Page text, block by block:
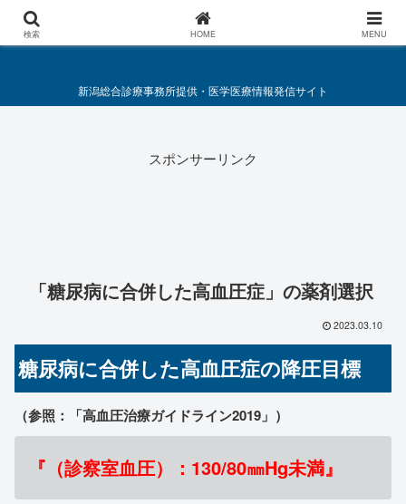
総合診療・救急医療施策要綱
新潟総合診療事務所提供・医学医療情報発信サイト
スポンサーリンク
「糖尿病に合併した高血圧症」の薬剤選択
2023.03.10
糖尿病に合併した高血圧症の降圧目標
（参照：「高血圧治療ガイドライン2019」）
『（診察室血圧）：130/80㎜Hg未満』
検索 HOME MENU